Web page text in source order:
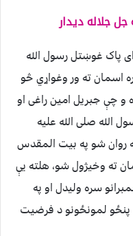
جلاله ديدار
پاک غوښتل رسول الله
اسمان ته ور وغواړي څو
چې جبريل امين راغی او
الله صلی الله عليه
روان شو په بيت المقدس
ته وخيژول شو، هلته يې
سره وليدل او په
پنځو لمونځونو د فرضيت